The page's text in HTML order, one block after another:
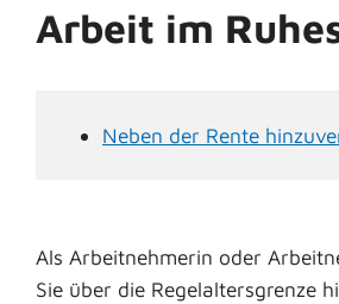
Arbeit im
Neben der Rente
Als Arbeitnehmerin oder
Sie über die Regelaltersgrenze